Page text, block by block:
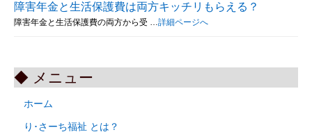
障害年金と生活保護費は両方キッチリもらえる？
障害年金と生活保護費の両方から受 …詳細ページへ
◆ メニュー
ホーム
り･さーち福祉 とは？